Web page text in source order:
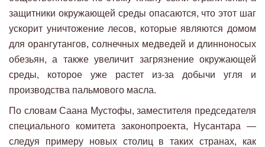
защитники окружающей среды опасаются, что этот шаг
ускорит уничтожение лесов, которые являются домом
для орангутангов, солнечных медведей и длинноносых
обезьян, а также увеличит загрязнение окружающей
среды, которое уже растет из-за добычи угля и
производства пальмового масла.
По словам Саана Мустофы, заместителя председателя
специального комитета законопроекта, Нусантара —
следуя примеру новых столиц в таких странах, как